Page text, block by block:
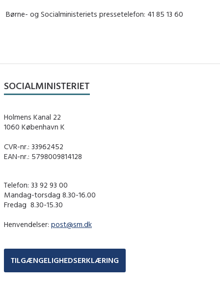
Børne- og Socialministeriets pressetelefon: 41 85 13 60
SOCIALMINISTERIET
Holmens Kanal 22
1060 København K
CVR-nr.: 33962452
EAN-nr.: 5798009814128
Telefon: 33 92 93 00
Mandag-torsdag 8.30-16.00
Fredag ​ 8.30-15.30
Henvendelser: post@sm.dk
TILGÆNGELIGHEDSERKLÆRING